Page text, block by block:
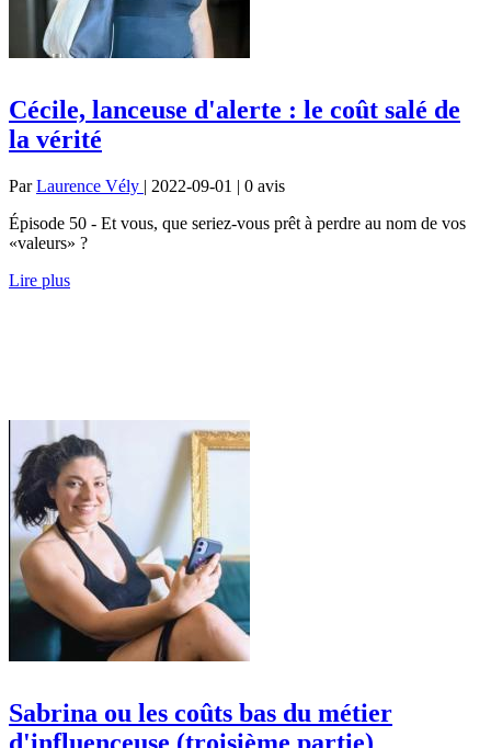
Cécile, lanceuse d'alerte : le coût salé de
la vérité
ParLaurence Vély | 2022-09-01 | 0 avis
Épisode 50 - Et vous, que seriez-vous prêt à perdre au nom de vos
«valeurs» ?
Lire plus
Sabrina ou les coûts bas du métier
d'influenceuse (troisième partie)